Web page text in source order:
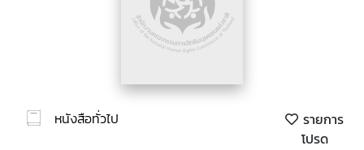
หนังสือทั่วไป
รายการ
โปรด